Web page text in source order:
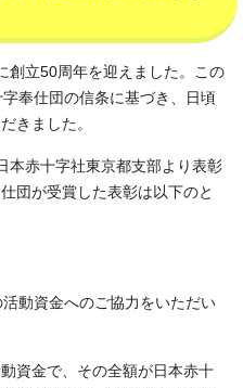
創立50周年を迎えました。この
奉仕団の信条に基づき、日頃
きました。
本赤十字社東京都支部より表彰
団が受賞した表彰は以下のと
動資金へのご協力をいただい
資金で、その全額が日本赤十